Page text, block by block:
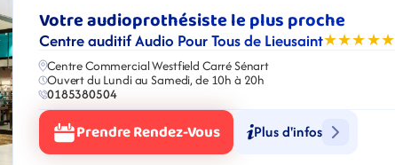
Votre audioprothésiste le plus proche
Centre auditif Audio Pour Tous de Lieusaint★★★★★
Centre Commercial Westfield Carré Sénart
Ouvert du Lundi au Samedi, de 10h à 20h
0185380504
Prendre Rendez-Vous Plus d'infos